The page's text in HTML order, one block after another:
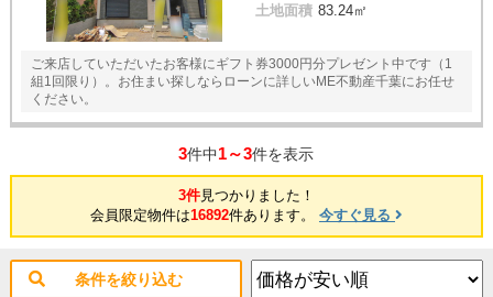
土地面積 83.24㎡
ご来店していただいたお客様にギフト券3000円分プレゼント中です（1
組1回限り）。お住まい探しならローンに詳しいME不動産千葉にお任せ
ください。
3件中1～3件を表示
3件見つかりました！
会員限定物件は16892件あります。 今すぐ見る
条件を絞り込む